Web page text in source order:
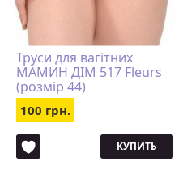
Труси для вагітних
МАМИН ДІМ 517 Fleurs
(розмір 44)
100 грн.
КУПИТЬ